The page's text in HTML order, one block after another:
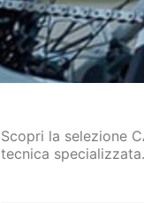
Scopri la selezione
tecnica